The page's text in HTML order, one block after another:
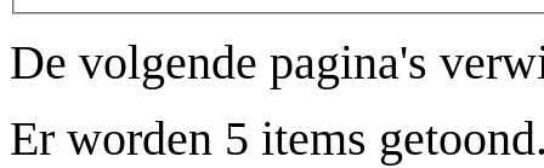
De volgende pagina's
Er worden 5 items